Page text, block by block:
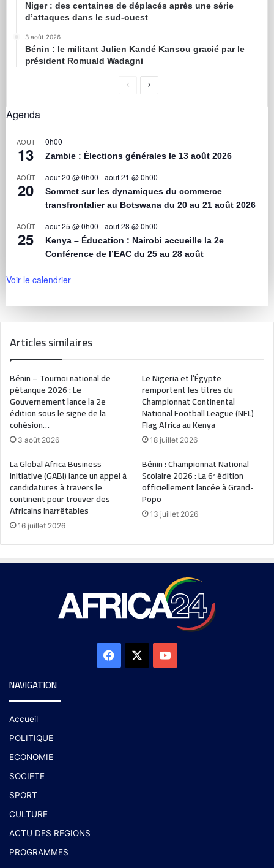
Niger : des centaines de déplacés après une série
d’attaques dans le sud-ouest
3 août 2026
Bénin : le militant Julien Kandé Kansou gracié par le
président Romuald Wadagni
Agenda
AOÛT
13
0h00
Zambie : Élections générales le 13 août 2026
AOÛT
20
août 20 @ 0h00 -août 21 @ 0h00
Sommet sur les dynamiques du commerce
transfrontalier au Botswana du 20 au 21 août 2026
AOÛT
25
août 25 @ 0h00 -août 28 @ 0h00
Kenya – Éducation : Nairobi accueille la 2e
Conférence de l’EAC du 25 au 28 août
Voir le calendrier
Articles similaires
Bénin – Tournoi national de
pétanque 2026 : Le
Gouvernement lance la 2e
édition sous le signe de la
cohésion…
3 août 2026
Le Nigeria et l’Égypte
remportent les titres du
Championnat Continental
National Football League (NFL)
Flag Africa au Kenya
18 juillet 2026
La Global Africa Business
Initiative (GABI) lance un appel à
candidatures à travers le
continent pour trouver des
Africains inarrêtables
16 juillet 2026
Bénin : Championnat National
Scolaire 2026 : La 6ᵉ édition
officiellement lancée à Grand-
Popo
13 juillet 2026
NAVIGATION
Accueil
POLITIQUE
ECONOMIE
SOCIETE
SPORT
CULTURE
ACTU DES REGIONS
PROGRAMMES